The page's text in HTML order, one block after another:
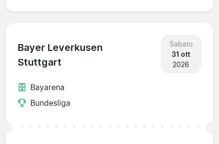
Bayer Leverkusen
Stuttgart
Sabato
31 ott
2026
Bayarena
Bundesliga